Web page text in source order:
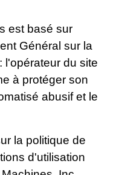
est basé sur
Général sur la
l'opérateur du site
à protéger son
abusif et le
la politique de
d'utilisation